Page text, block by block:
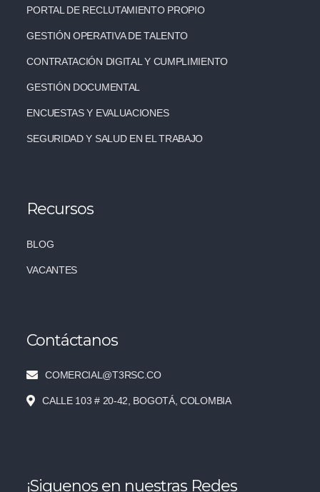
PORTAL DE RECLUTAMIENTO PROPIO
GESTIÓN OPERATIVA DE TALENTO
CONTRATACIÓN DIGITAL Y CUMPLIMIENTO
GESTIÓN DOCUMENTAL
ENCUESTAS Y EVALUACIONES
SEGURIDAD Y SALUD EN EL TRABAJO
Recursos
BLOG
VACANTES
Contáctanos
COMERCIAL@T3RSC.CO
CALLE 103 # 20-42, BOGOTÁ, COLOMBIA
¡Siguenos en nuestras Redes